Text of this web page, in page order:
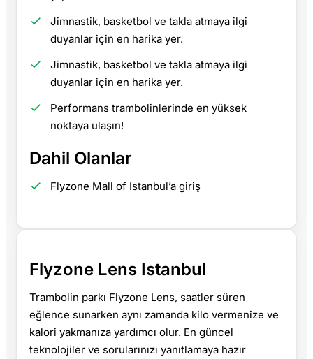
Jimnastik, basketbol ve takla atmaya ilgi
duyanlar için en harika yer.
Jimnastik, basketbol ve takla atmaya ilgi
duyanlar için en harika yer.
Performans trambolinlerinde en yüksek
noktaya ulaşın!
Dahil Olanlar
Flyzone Mall of Istanbul’a giriş
Flyzone Lens Istanbul
Trambolin parkı Flyzone Lens, saatler süren
eğlence sunarken aynı zamanda kilo vermenize ve
kalori yakmanıza yardımcı olur. En güncel
teknolojiler ve sorularınızı yanıtlamaya hazır